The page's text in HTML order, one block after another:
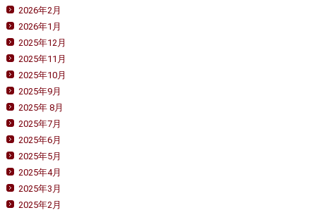
2026年2月
2026年1月
2025年12月
2025年11月
2025年10月
2025年9月
2025年 8月
2025年7月
2025年6月
2025年5月
2025年4月
2025年3月
2025年2月